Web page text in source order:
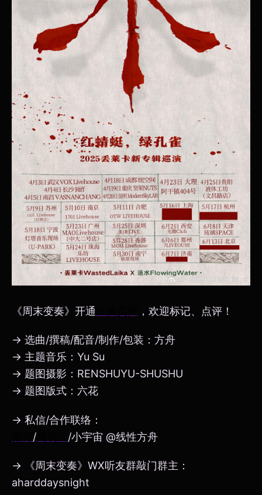
《周末变奏》开通 ，欢迎标记、点评！
→ 选曲/撰稿/配音/制作/包装：方舟
→ 主题音乐：Yu Su
→ 题图摄影：RENSHUYU-SHUSHU
→ 题图版式：六花
→ 私信/合作联络：
/ /小宇宙 @线性方舟
→ 《周末变奏》WX听友群敲门群主：
aharddaysnight